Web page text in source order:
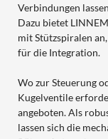
Verbindungen
Dazu bietet
mit Stützspiralen
für die Integration.
Wo zur Steuerung
Kugelventile
angeboten. Als
lassen sich die